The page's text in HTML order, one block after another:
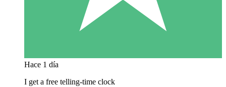
Hace 1 día
I get a free telling-time clock